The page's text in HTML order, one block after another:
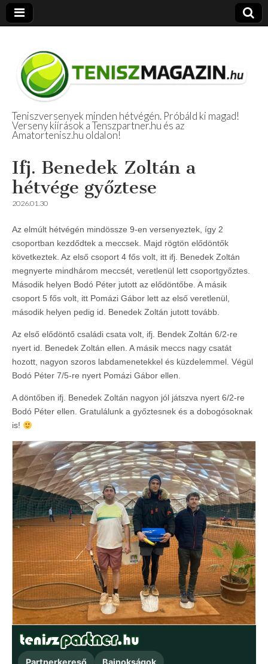
Amatőr Tenisz
Beszámolók
Teniszversenyek minden hétvégén. Próbáld ki magad!
Verseny kiírások a Tenszpartner.hu és az
Amatortenisz.hu oldalon!
Ifj. Benedek Zoltán a
hétvége győztese
2026.01.30
Az elmúlt hétvégén mindössze 9-en versenyeztek, így 2
csoportban kezdődtek a meccsek. Majd rögtön elődöntők
következtek. Az első csoport 4 fős volt, itt ifj. Benedek Zoltán
megnyerte mindhárom meccsét, veretlenül lett csoportgyőztes.
Második helyen Bodó Péter jutott az elődöntőbe. A másik
csoport 5 fős volt, itt Pomázi Gábor lett az első veretlenül,
második helyen pedig id. Benedek Zoltán jutott tovább.
Az első elődöntő családi csata volt, ifj. Bendek Zoltán 6/2-re
nyert id. Benedek Zoltán ellen. A másik meccs nagy csatát
hozott, nagyon szoros labdamenetekkel és küzdelemmel. Végül
Bodó Péter 7/5-re nyert Pomázi Gábor ellen.
A döntőben ifj. Benedek Zoltán nagyon jól játszva nyert 6/2-re
Bodó Péter ellen. Gratulálunk a győztesnek és a dobogósoknak
is!